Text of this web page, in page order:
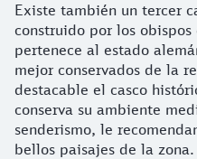
Existe también un tercer
construido por los obispos
pertenece al estado
mejor conservados de la
destacable el casco
conserva su ambiente
senderismo, le
bellos paisajes de la